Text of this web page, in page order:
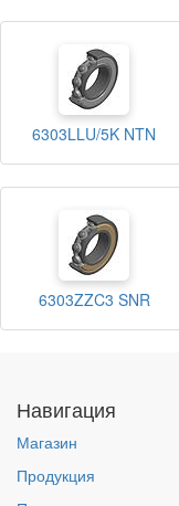
6303LLU/5K NTN
6303ZZC3 SNR
Навигация
Магазин
Продукция